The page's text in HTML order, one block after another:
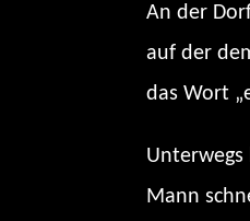
An der
auf der
das Wort
Mann